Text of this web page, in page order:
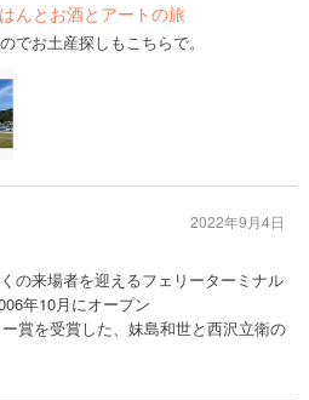
んとお酒とアートの旅
でお土産探しもこちらで。
の来場者を迎えるフェリーターミナル
年10月にオープン
賞を受賞した、妹島和世と西沢立衛の
2022年9月4日